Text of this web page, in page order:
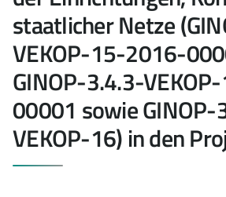
staatlicher Netze
VEKOP-15-2016-
GINOP-3.4.3-
00001 sowie GINOP-
VEKOP-16) in den